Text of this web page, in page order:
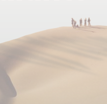
pris sur le terrain,
sous forme de
: en-cas salés,
fromage, fruits